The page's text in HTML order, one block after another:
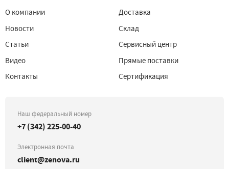
О компании
Новости
Статьи
Видео
Контакты
Доставка
Склад
Сервисный центр
Прямые поставки
Сертификация
Наш федеральный номер
+7 (342) 225-00-40
Электронная почта
client@zenova.ru